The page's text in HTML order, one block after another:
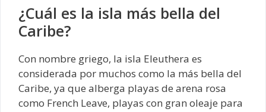
¿Cuál es la isla más bella del
Caribe?
Con nombre griego, la isla Eleuthera es
considerada por muchos como la más bella del
Caribe, ya que alberga playas de arena rosa
como French Leave, playas con gran oleaje para